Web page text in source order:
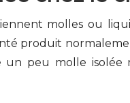
molles ou
produit
peu molle isolée